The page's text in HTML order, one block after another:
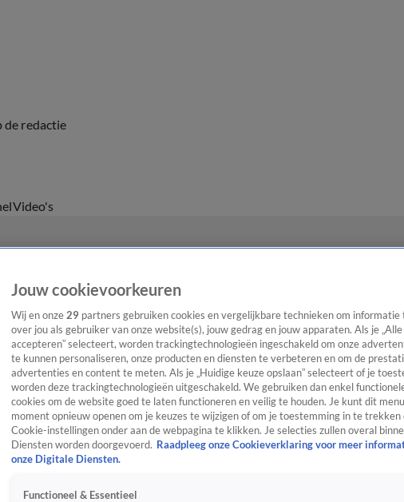
de redactie
Video's
Jouw cookievoorkeuren
Wij en onze 29 partners gebruiken cookies en vergelijkbare technieken om informatie
over jou als gebruiker van onze website(s), jouw gedrag en jouw apparaten. Als je „Alle
accepteren” selecteert, worden trackingtechnologieën ingeschakeld om onze
te kunnen personaliseren, onze producten en diensten te verbeteren en om de
advertenties en content te meten. Als je „Huidige keuze opslaan” selecteert of je
worden deze trackingtechnologieën uitgeschakeld. We gebruiken dan enkel
cookies om de website goed te laten functioneren en veilig te houden. Je kunt dit
moment opnieuw openen om je keuzes te wijzigen of om je toestemming in te trekken
Cookie-instellingen onder aan de webpagina te klikken. Je selecties zullen overal
Diensten worden doorgevoerd. Raadpleeg onze Cookieverklaring voor meer
onze Digitale Diensten.
Functioneel & Essentieel